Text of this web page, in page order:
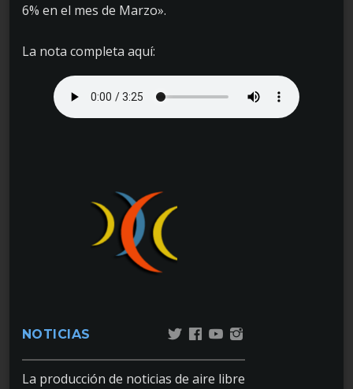
6% en el mes de Marzo».
La nota completa aquí:
NOTICIAS
La producción de noticias de aire libre